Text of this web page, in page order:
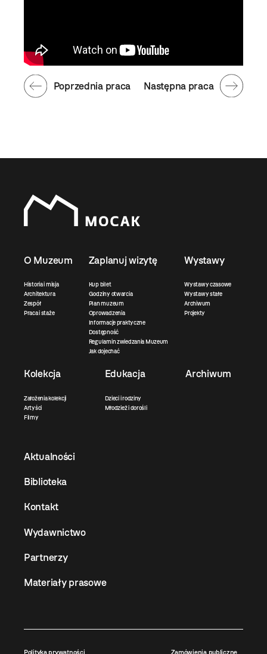
Następna praca
Poprzednia praca
O Muzeum
Historia i misja
Architektura
Zespół
Praca i staże
Zaplanuj wizytę
Kup bilet
Godziny otwarcia
Plan muzeum
Oprowadzenia
Informacje praktyczne
Dostępność
Regulamin zwiedzania Muzeum
Jak dojechać
Wystawy
Wystawy czasowe
Wystawy stałe
Archiwum
Projekty
Kolekcja
Założenia kolekcji
Artyści
Filmy
Edukacja
Dzieci i rodziny
Młodzież i dorośli
Archiwum
Aktualności
Biblioteka
Kontakt
Wydawnictwo
Partnerzy
Materiały prasowe
Polityka prywatności Zamówienia publiczne